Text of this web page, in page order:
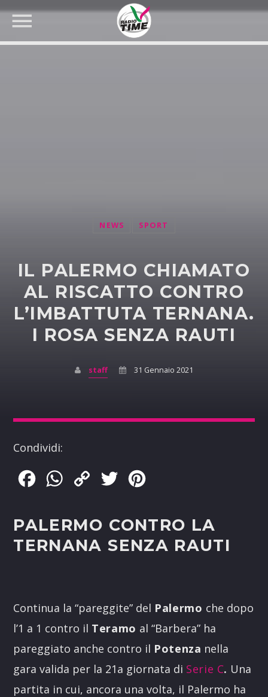
NEWS SPORT
IL PALERMO CHIAMATO
AL RISCATTO CONTRO
L’IMBATTUTA TERNANA.
I ROSA SENZA RAUTI
staff 31 Gennaio 2021
Condividi:
FacebookWhatsApp
Copy
Twitter
PALERMO CONTRO LA
TERNANA SENZA RAUTI
Continua la “pareggite” del Palermo che dopo
l’1 a 1 contro il Teramo al “Barbera” ha
pareggiato anche contro il Potenza nella
gara valida per la 21a giornata di Serie C. Una
partita in cui, ancora una volta, il Palermo ha